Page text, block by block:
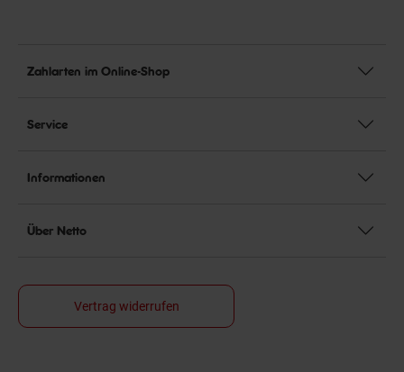
Zahlarten im Online-Shop
Service
Informationen
Über Netto
Vertrag widerrufen